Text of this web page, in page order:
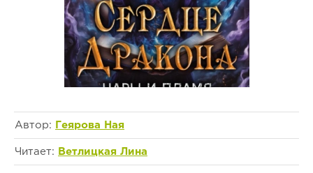
Автор: Геярова Ная
Читает: Ветлицкая Лина